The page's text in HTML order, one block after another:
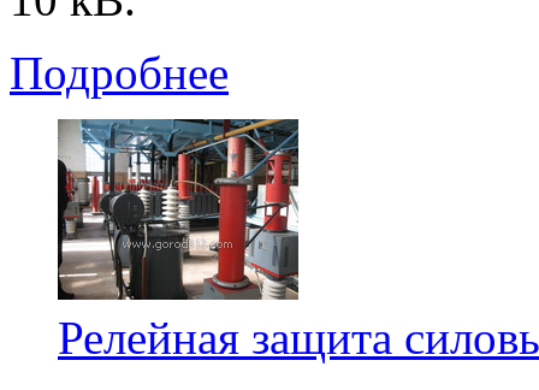
Подробнее
Релейная защита